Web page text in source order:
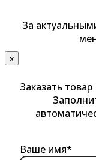
За
х
Заказать товар
Ваше имя*